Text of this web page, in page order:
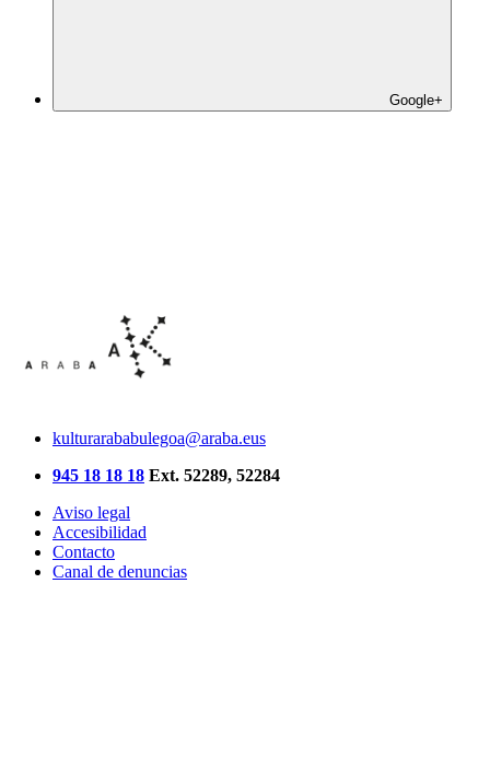
Google+
kulturarababulegoa@araba.eus
945 18 18 18 Ext. 52289, 52284
Aviso legal
Accesibilidad
Contacto
Canal de denuncias